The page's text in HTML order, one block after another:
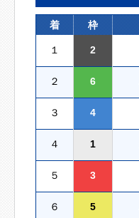
着 枠
１ 2
２ 6
３ 4
４ 1
５ 3
６ 5